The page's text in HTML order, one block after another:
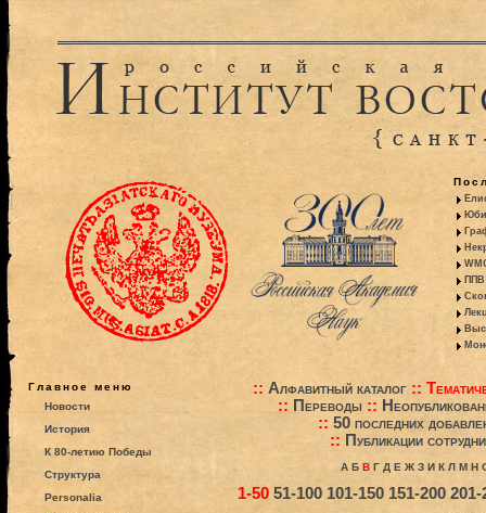
ППВ
Главное меню
Новости
История
К 80-летию Победы
Структура
Personalia
:: Алфавитный каталог ::
:: Переводы::
:: 50 последних
:: Публикации
А Б В Г Д Е Ж З И К Л М Н
1-50 51-100 101-150 151-200 201-